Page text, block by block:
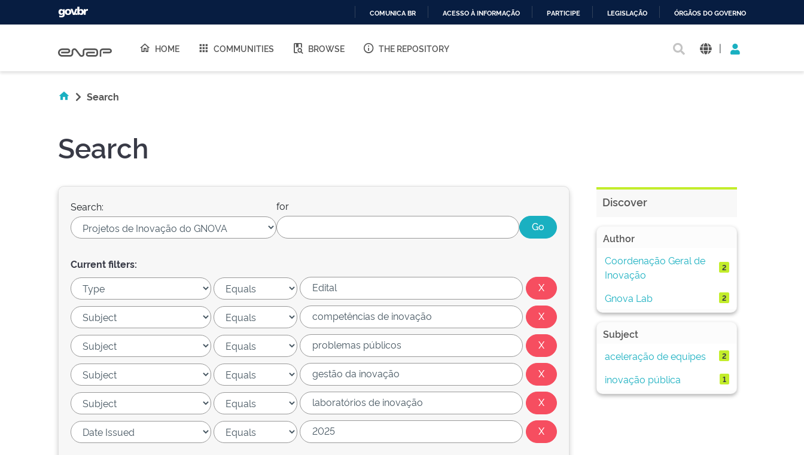
O
COMUNICA BR ACESSO À INFORMAÇÃO PARTICIPE LEGISLAÇÃO ÓRGÃOS DO GOVERNO
HOME COMMUNITIES BROWSE THE REPOSITORY |
Search
Search
Search: for
Current filters:
Discover
Author
Coordenação Geral de
Inovação
2
Gnova Lab 2
Subject
aceleração de equipes
2
inovação pública 1